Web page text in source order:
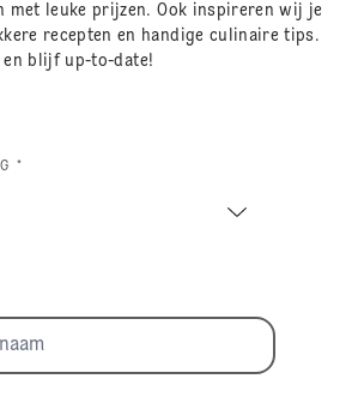
met leuke prijzen. Ook inspireren wij je
recepten en handige culinaire tips.
blijf up-to-date!
*